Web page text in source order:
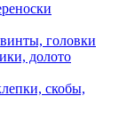
головки
долото
скобы,